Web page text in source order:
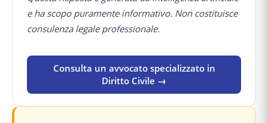
e ha scopo puramente informativo. Non costituisce
consulenza legale professionale.
Consulta un avvocato specializzato in
Diritto Civile →